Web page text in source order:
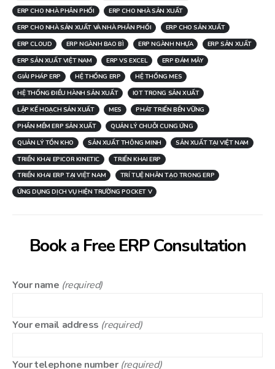
ERP CHO NHÀ PHÂN PHỐI
ERP CHO NHÀ SẢN XUẤT
ERP CHO NHÀ SẢN XUẤT VÀ NHÀ PHÂN PHỐI
ERP CHO SẢN XUẤT
ERP CLOUD
ERP NGÀNH BAO BÌ ERP NGÀNH NHỰA
ERP SẢN XUẤT
ERP SẢN XUẤT VIỆT NAM
ERP VS EXCEL
ERP ĐÁM MÂY
GIẢI PHÁP ERP
HỆ THỐNG ERP
HỆ THỐNG MES
HỆ THỐNG ĐIỀU HÀNH SẢN XUẤT
IOT TRONG SẢN XUẤT
LẬP KẾ HOẠCH SẢN XUẤT
MES
PHÁT TRIỂN BỀN VỮNG
PHẦN MỀM ERP SẢN XUẤT
QUẢN LÝ CHUỖI CUNG ỨNG
QUẢN LÝ TỒN KHO
SẢN XUẤT THÔNG MINH
SẢN XUẤT TẠI VIỆT NAM
TRIỂN KHAI EPICOR KINETIC
TRIỂN KHAI ERP
TRIỂN KHAI ERP TẠI VIỆT NAM
TRÍ TUỆ NHÂN TẠO TRONG ERP
ỨNG DỤNG DỊCH VỤ HIỆN TRƯỜNG POCKET V
Book a Free ERP Consultation
Your name (required)
Your email address (required)
Your telephone number (required)